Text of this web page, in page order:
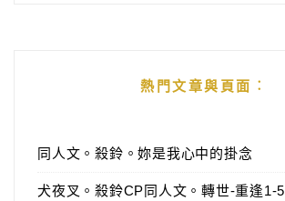
熱門文章與頁面︰
同人文。殺鈴。妳是我心中的掛念
犬夜叉。殺鈴CP同人文。轉世-重逢1-5